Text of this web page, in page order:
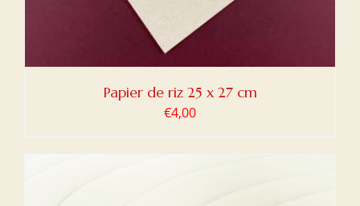
Papier de riz 25 x 27 cm
€4,00